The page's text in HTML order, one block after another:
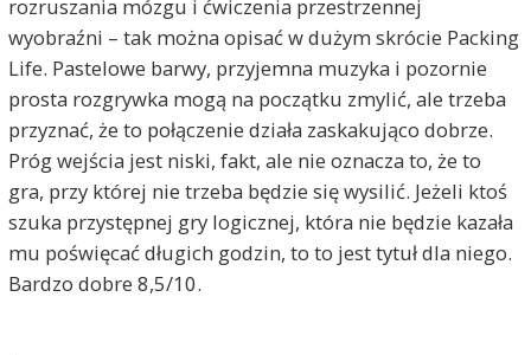
rozruszania mózgu i ćwiczenia przestrzennej
wyobraźni – tak można opisać w dużym skrócie Packing
Life. Pastelowe barwy, przyjemna muzyka i pozornie
prosta rozgrywka mogą na początku zmylić, ale trzeba
przyznać, że to połączenie działa zaskakująco dobrze.
Próg wejścia jest niski, fakt, ale nie oznacza to, że to
gra, przy której nie trzeba będzie się wysilić. Jeżeli ktoś
szuka przystępnej gry logicznej, która nie będzie kazała
mu poświęcać długich godzin, to to jest tytuł dla niego.
Bardzo dobre 8,5/10.